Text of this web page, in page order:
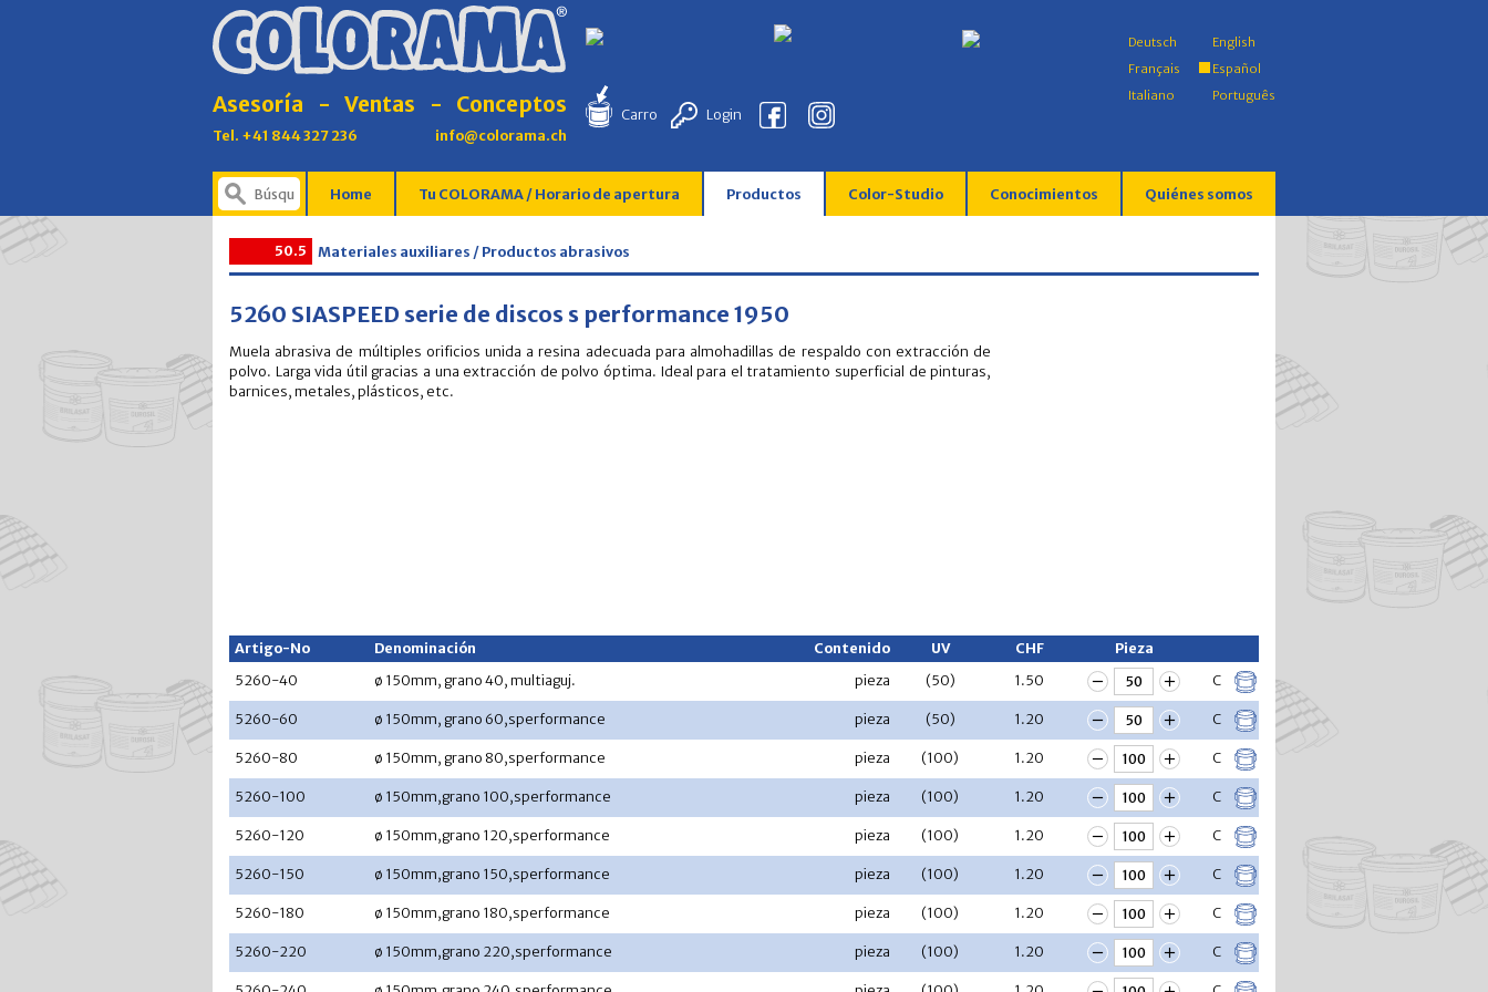
Asesoría - Ventas - Conceptos
Tel. +41 844 327 236 info@colorama.ch
Carro Login
Deutsch
Français
Italiano
English
Español
Português
Home Tu COLORAMA / Horario de apertura Productos Color-Studio Conocimientos Quiénes somos
50.5 Materiales auxiliares / Productos abrasivos
5260 SIASPEED serie de discos s performance 1950
Muela abrasiva de múltiples orificios unida a resina adecuada para almohadillas de respaldo con extracción de
polvo. Larga vida útil gracias a una extracción de polvo óptima. Ideal para el tratamiento superficial de pinturas,
barnices, metales, plásticos, etc.
Artigo-No Denominación Contenido UV CHF
Pieza
5260-40
ø 150mm, grano 40, multiaguj. pieza (50) 1.50 C
5260-60 ø 150mm, grano 60,sperformance pieza (50) 1.20 C
5260-80 ø 150mm, grano 80,sperformance pieza (100) 1.20 C
5260-100 ø 150mm,grano 100,sperformance pieza (100) 1.20 C
5260-120 ø 150mm,grano 120,sperformance pieza (100) 1.20 C
5260-150 ø 150mm,grano 150,sperformance pieza (100) 1.20 C
5260-180 ø 150mm,grano 180,sperformance pieza (100) 1.20 C
5260-220 ø 150mm,grano 220,sperformance pieza (100) 1.20 C